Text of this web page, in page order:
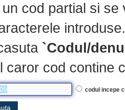
cod partial si
introduse.
`Codul/
caror cod contine
codul incepe